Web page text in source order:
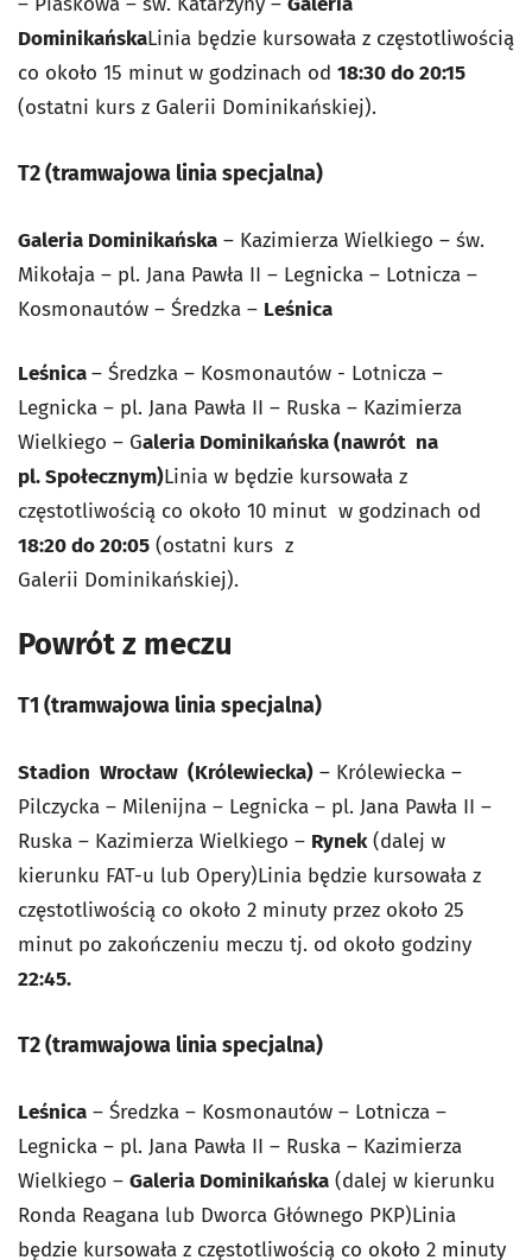
DominikańskaLinia będzie kursowała z częstotliwością
co około 15 minut w godzinach od 18:30 do 20:15
(ostatni kurs z Galerii Dominikańskiej).
T2 (tramwajowa linia specjalna)
Galeria Dominikańska – Kazimierza Wielkiego – św.
Mikołaja – pl. Jana Pawła II – Legnicka – Lotnicza –
Kosmonautów – Średzka – Leśnica
Leśnica– Średzka – Kosmonautów - Lotnicza –
Legnicka – pl. Jana Pawła II – Ruska – Kazimierza
Wielkiego – Galeria Dominikańska (nawrót na
pl.Społecznym)Linia w będzie kursowała z
częstotliwością co około 10 minut w godzinach od
18:20 do 20:05 (ostatni kurs z
Galerii Dominikańskiej).
Powrót z meczu
T1 (tramwajowa linia specjalna)
Stadion Wrocław (Królewiecka) – Królewiecka –
Pilczycka – Milenijna – Legnicka – pl. Jana Pawła II –
Ruska – Kazimierza Wielkiego – Rynek(dalej w
kierunku FAT-u lub Opery)Linia będzie kursowała z
częstotliwością co około 2 minuty przez około 25
minut po zakończeniu meczu tj. od około godziny
22:45.
T2 (tramwajowa linia specjalna)
Leśnica – Średzka – Kosmonautów – Lotnicza –
Legnicka – pl. Jana Pawła II – Ruska – Kazimierza
Wielkiego – Galeria Dominikańska (dalej w kierunku
Ronda Reagana lub Dworca Głównego PKP)Linia
będzie kursowała z częstotliwością co około 2 minuty